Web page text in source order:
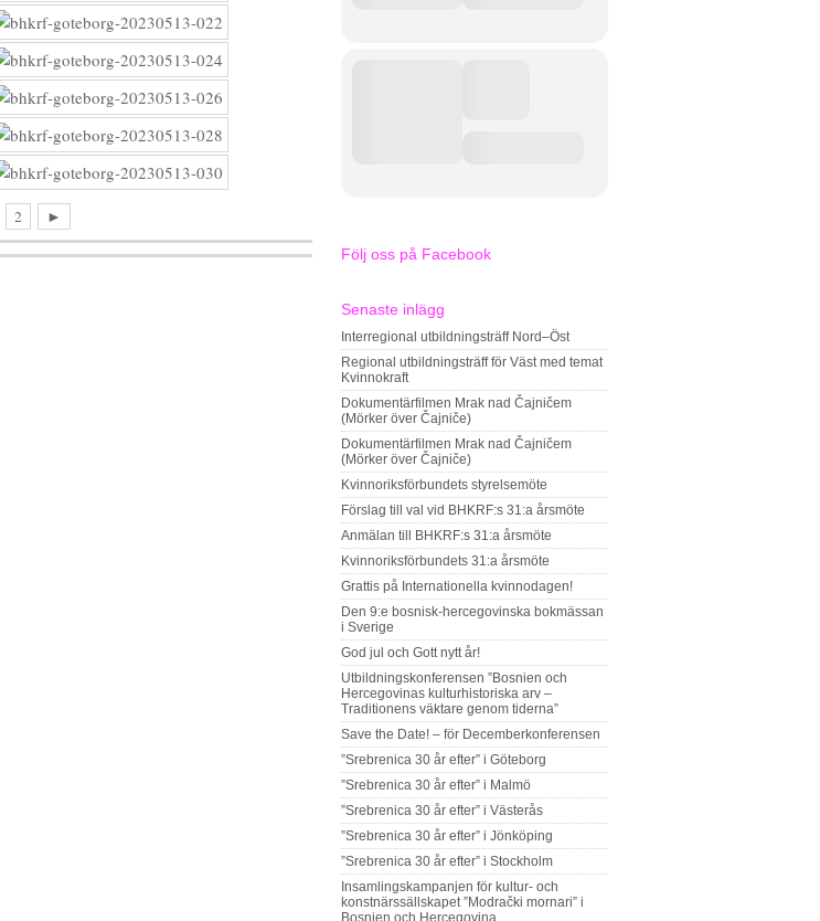
2 ►
Följ oss på Facebook
Senaste inlägg
Interregional utbildningsträff Nord–Öst
Regional utbildningsträff för Väst med temat
Kvinnokraft
Dokumentärfilmen Mrak nad Čajničem
(Mörker över Čajniče)
Dokumentärfilmen Mrak nad Čajničem
(Mörker över Čajniče)
Kvinnoriksförbundets styrelsemöte
Förslag till val vid BHKRF:s 31:a årsmöte
Anmälan till BHKRF:s 31:a årsmöte
Kvinnoriksförbundets 31:a årsmöte
Grattis på Internationella kvinnodagen!
Den 9:e bosnisk-hercegovinska bokmässan
i Sverige
God jul och Gott nytt år!
Utbildningskonferensen ”Bosnien och
Hercegovinas kulturhistoriska arv –
Traditionens väktare genom tiderna”
Save the Date! – för Decemberkonferensen
”Srebrenica 30 år efter” i Göteborg
”Srebrenica 30 år efter” i Malmö
”Srebrenica 30 år efter” i Västerås
”Srebrenica 30 år efter” i Jönköping
”Srebrenica 30 år efter” i Stockholm
Insamlingskampanjen för kultur- och
konstnärssällskapet ”Modrački mornari” i
Bosnien och Hercegovina